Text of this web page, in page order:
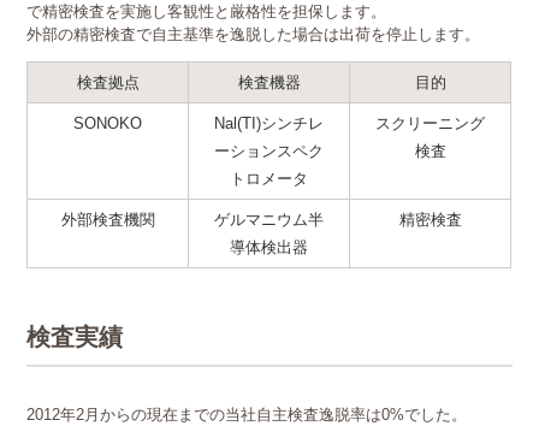
で精密検査を実施し客観性と厳格性を担保します。
外部の精密検査で自主基準を逸脱した場合は出荷を停止します。
検査拠点 検査機器 目的
SONOKO
Nal(TI)シンチレ
ーションスペク
トロメータ
スクリーニング
検査
外部検査機関
ゲルマニウム半
導体検出器
精密検査
検査実績
2012年2月からの現在までの当社自主検査逸脱率は0%でした。